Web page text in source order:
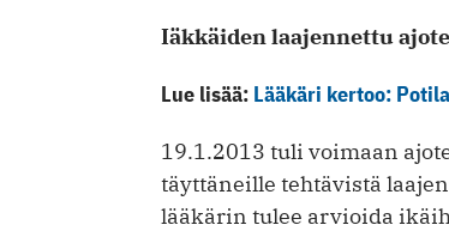
Iäkkäiden laajennettu
Lue lisää: Lääkäri kertoo:
19.1.2013 tuli voimaan
täyttäneille tehtävistä
lääkärin tulee arvioida